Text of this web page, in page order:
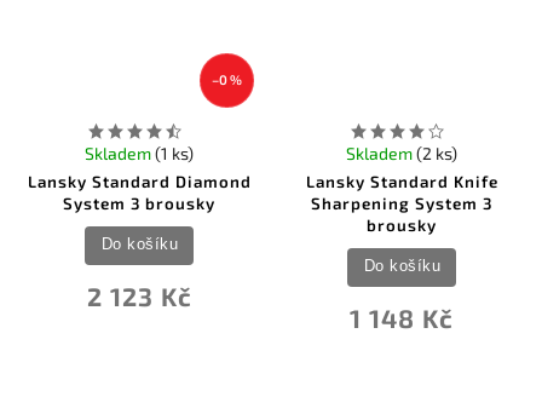
–0 %
Lansky Standard Diamond
System 3 brousky
Skladem(1 ks)
2 123 Kč
Do košíku
Lansky Standard Knife
Sharpening System 3
brousky
Skladem(2 ks)
1 148 Kč
Do košíku